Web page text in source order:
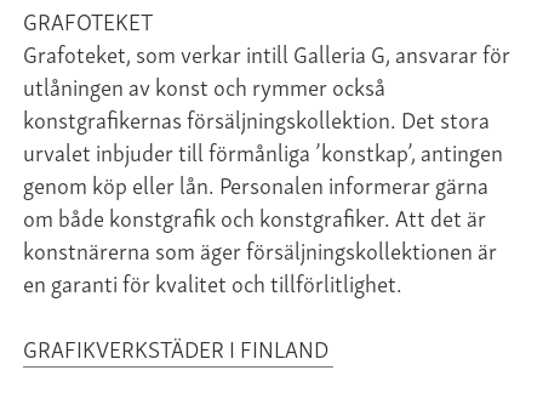
GRAFOTEKET
Grafoteket, som verkar intill Galleria G, ansvarar för
utlåningen av konst och rymmer också
konstgrafikernas försäljningskollektion. Det stora
urvalet inbjuder till förmånliga ’konstkap’, antingen
genom köp eller lån. Personalen informerar gärna
om både konstgrafik och konstgrafiker. Att det är
konstnärerna som äger försäljningskollektionen är
en garanti för kvalitet och tillförlitlighet.
GRAFIKVERKSTÄDER I FINLAND